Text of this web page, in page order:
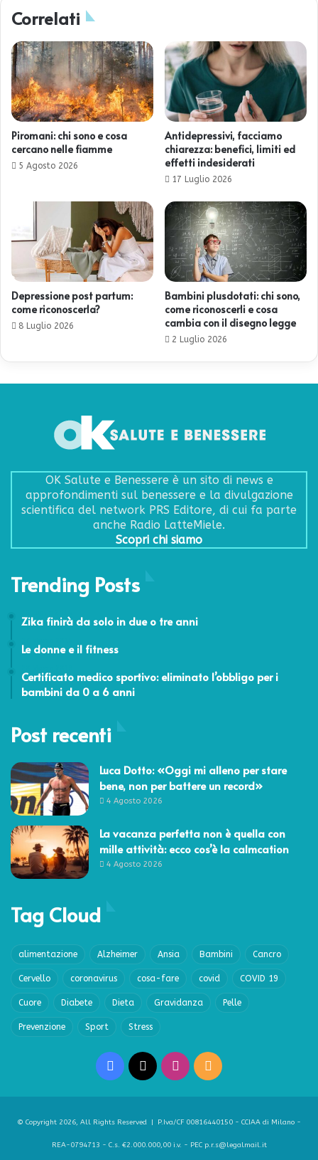
Correlati
Piromani: chi sono e cosa
cercano nelle fiamme
5 Agosto 2026
Antidepressivi, facciamo
chiarezza: benefici, limiti ed
effetti indesiderati
17 Luglio 2026
Depressione post partum:
come riconoscerla?
8 Luglio 2026
Bambini plusdotati: chi sono,
come riconoscerli e cosa
cambia con il disegno legge
2 Luglio 2026
OK Salute e Benessere è un sito di news e
approfondimenti sul benessere e la divulgazione
scientifica del network PRS Editore, di cui fa parte
anche Radio LatteMiele.
Scopri chi siamo
Trending Posts
Zika finirà da solo in due o tre anni
Le donne e il fitness
Certificato medico sportivo: eliminato l’obbligo per i
bambini da 0 a 6 anni
Post recenti
Luca Dotto: «Oggi mi alleno per stare
bene, non per battere un record»
4 Agosto 2026
La vacanza perfetta non è quella con
mille attività: ecco cos’è la calmcation
4 Agosto 2026
Tag Cloud
alimentazione Alzheimer Ansia Bambini Cancro
Cervello coronavirus cosa-fare covid COVID 19
Cuore Diabete Dieta Gravidanza Pelle
Prevenzione Sport Stress
Facebook Instagram
RSS
© Copyright 2026, All Rights Reserved | P.Iva/CF 00816440150 - CCIAA di Milano -
REA-0794713 - C.s. €2.000.000,00 i.v. - PEC p.r.s@legalmail.it